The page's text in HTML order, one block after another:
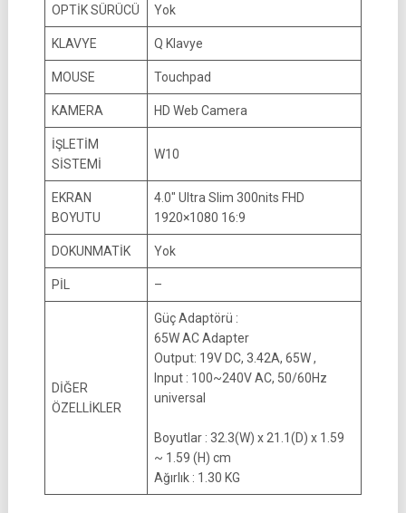
OPTİK SÜRÜCÜ Yok
KLAVYE Q Klavye
MOUSE Touchpad
KAMERA HD Web Camera
İŞLETİM
SİSTEMİ
W10
EKRAN
BOYUTU
4.0″ Ultra Slim 300nits FHD
1920×1080 16:9
DOKUNMATİK Yok
PİL –
DİĞER
ÖZELLİKLER
Güç Adaptörü :
65W AC Adapter
Output: 19V DC, 3.42A, 65W ,
Input : 100~240V AC, 50/60Hz
universal
Boyutlar : 32.3(W) x 21.1(D) x 1.59
~ 1.59 (H) cm
Ağırlık : 1.30 KG